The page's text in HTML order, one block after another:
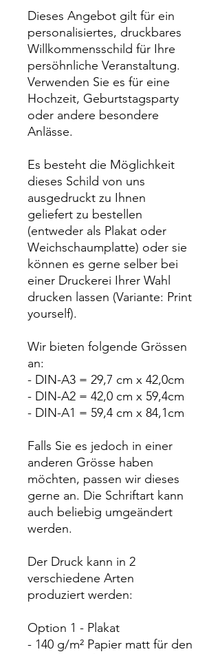
Dieses Angebot gilt für ein
personalisiertes, druckbares
Willkommensschild für Ihre
persöhnliche Veranstaltung.
Verwenden Sie es für eine
Hochzeit, Geburtstagsparty
oder andere besondere
Anlässe.
Es besteht die Möglichkeit
dieses Schild von uns
ausgedruckt zu Ihnen
geliefert zu bestellen
(entweder als Plakat oder
Weichschaumplatte) oder sie
können es gerne selber bei
einer Druckerei Ihrer Wahl
drucken lassen (Variante: Print
yourself).
Wir bieten folgende Grössen
an:
- DIN-A3 = 29,7 cm x 42,0cm
- DIN-A2 = 42,0 cm x 59,4cm
- DIN-A1 = 59,4 cm x 84,1cm
Falls Sie es jedoch in einer
anderen Grösse haben
möchten, passen wir dieses
gerne an. Die Schriftart kann
auch beliebig umgeändert
werden.
Der Druck kann in 2
verschiedene Arten
produziert werden:
Option 1 - Plakat
- 140 g/m² Papier matt für den